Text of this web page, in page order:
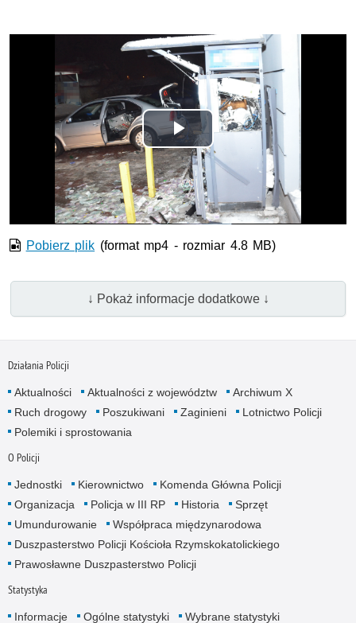
Opis filmu: Zatrzymani tuż po włamaniu do bankomatu
Odtwórz
wideo
Pobierz plik (format mp4 - rozmiar 4.8 MB)
↓ Pokaż informacje dodatkowe ↓
Działania Policji
Aktualności Aktualności z województw
Archiwum X
Ruch drogowy
Poszukiwani Zaginieni
Lotnictwo Policji
Polemiki i sprostowania
O Policji
Jednostki Kierownictwo
Komenda Główna Policji
Organizacja
Policja w III RP Historia
Sprzęt
Umundurowanie
Współpraca międzynarodowa
Duszpasterstwo Policji Kościoła Rzymskokatolickiego
Prawosławne Duszpasterstwo Policji
Statystyka
Informacje Ogólne statystyki
Wybrane statystyki